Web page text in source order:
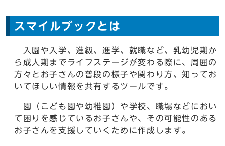
スマイルブックとは
入園や入学、進級、進学、就職など、乳幼児期か
ら成人期までライフステージが変わる際に、周囲の
方々とお子さんの普段の様子や関わり方、知ってお
いてほしい情報を共有するツールです。
園（こども園や幼稚園）や学校、職場などにおい
て困りを感じているお子さんや、その可能性のある
お子さんを支援していくために作成します。